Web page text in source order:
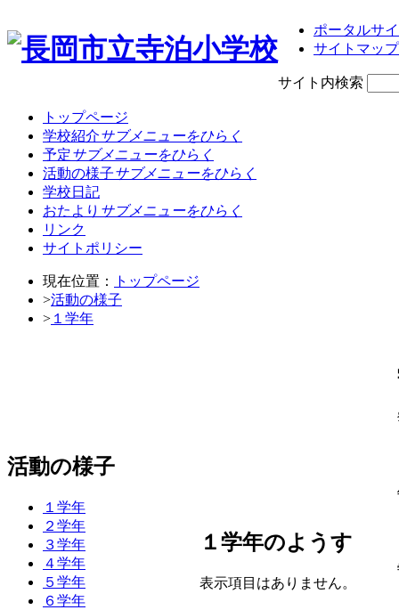
ポータルサ
サイトマップ
サイト内検索
トップページ
学校紹介サブメニューをひらく
予定サブメニューをひらく
活動の様子サブメニューをひらく
学校日記
おたより サブメニューをひらく
リンク
サイトポリシー
現在位置：
トップページ
>活動の様子
> １学年
活動の様子
１学年
２学年
３学年
４学年
５学年
６学年
１学年のようす
表示項目はありません。